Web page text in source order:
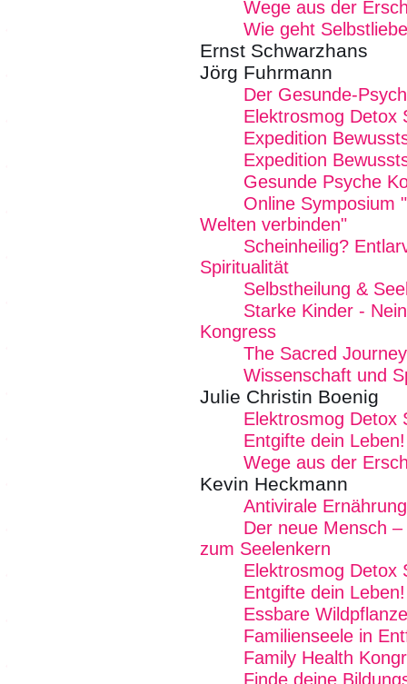
Wege aus der
Wie geht
Ernst Schwarzhans
Jörg Fuhrmann
Der Gesunde-
Elektrosmog Detox
Expedition
Expedition
Gesunde Psyche
Online Symposium
Welten verbinden"
Scheinheilig?
Spiritualität
Selbstheilung &
Starke Kinder -
Kongress
The Sacred
Wissenschaft und
Julie Christin Boenig
Elektrosmog Detox
Entgifte dein Leben!
Wege aus der
Kevin Heckmann
Antivirale Ernährung
Der neue Mensch
zum Seelenkern
Elektrosmog Detox
Entgifte dein Leben!
Essbare
Familienseele in
Family Health
Finde deine